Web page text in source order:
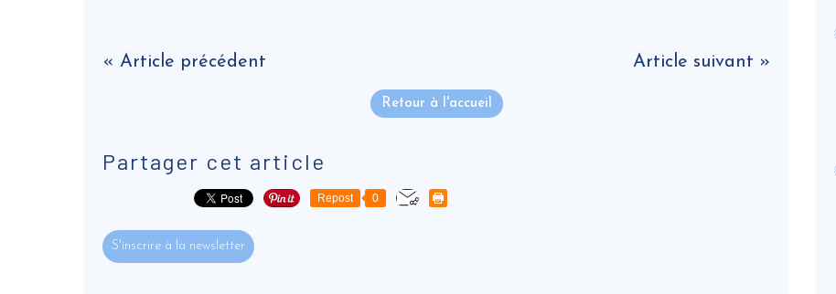
« Article précédent Article suivant »
Retour à l'accueil
Partager cet article
Repost 0
S'inscrire à la newsletter